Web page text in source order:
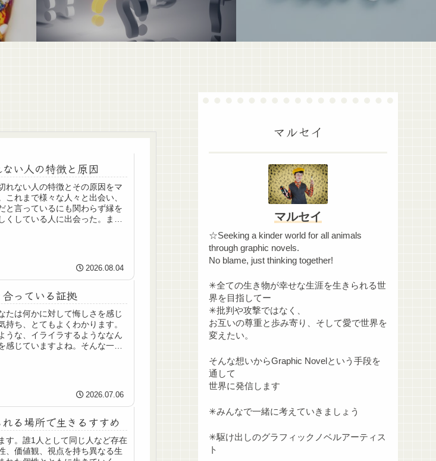
い人の特徴と原因
れない人の特徴とその原因をマ
これまで様々な人々と出会い、
と言っているにも関わらず縁を
くしている人に出会った。また
2026.08.04
っている証拠
たは何かに対して悔しさを感じ
持ち、とてもよくわかります。
うな、イライラするようななん
感じていますよね。そんな一見
2026.07.06
る場所で生きるすすめ
す。誰1人として同じ人など存在
、価値観、視点を持ち異なる生
マルセイ
マルセイ
☆Seeking a kinder world for all animals
through graphic novels.
No blame, just thinking together!
✳︎全ての生き物が幸せな生涯を生きられる世
界を目指してー
✳︎批判や攻撃ではなく、
お互いの尊重と歩み寄り、そして愛で世界を
変えたい。
そんな想いからGraphic Novelという手段を
通して
世界に発信します
✳︎みんなで一緒に考えていきましょう
✳︎駆け出しのグラフィックノベルアーティス
ト